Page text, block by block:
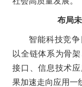
布局
智能科技竞争
以全链体系为骨
接口、信息技术
果加速走向应用一